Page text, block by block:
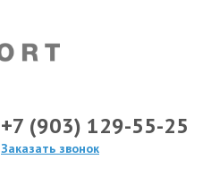
+7 (903) 129-55-25
Заказать звонок